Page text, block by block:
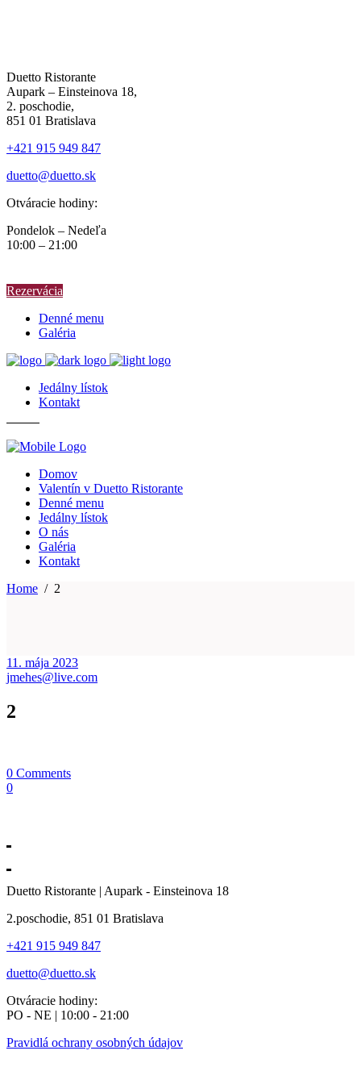
Duetto Ristorante
Aupark – Einsteinova 18,
2. poschodie,
851 01 Bratislava
+421 915 949 847
duetto@duetto.sk
Otváracie hodiny:
Pondelok – Nedeľa
10:00 – 21:00
Rezervácia
Denné menu
Galéria
Jedálny lístok
Kontakt
Domov
Valentín v Duetto Ristorante
Denné menu
Jedálny lístok
O nás
Galéria
Kontakt
Home / 2
11. mája 2023
jmehes@live.com
2
0 Comments
0
Duetto Ristorante | Aupark - Einsteinova 18
2.poschodie, 851 01 Bratislava
+421 915 949 847
duetto@duetto.sk
Otváracie hodiny:
PO - NE | 10:00 - 21:00
Pravidlá ochrany osobných údajov